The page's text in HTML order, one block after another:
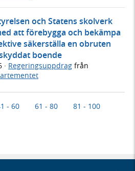
och Statens skolverk
att förebygga och bekämpa
säkerställa en obruten
boende
· Regeringsuppdrag från
- 60 61 - 80 81 - 100